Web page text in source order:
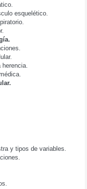
esquelético.
y tipos de variables.